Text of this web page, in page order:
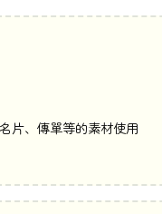
片、傳單等的素材使用